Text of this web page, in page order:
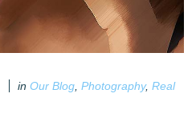
in Our Blog, Photography, Real